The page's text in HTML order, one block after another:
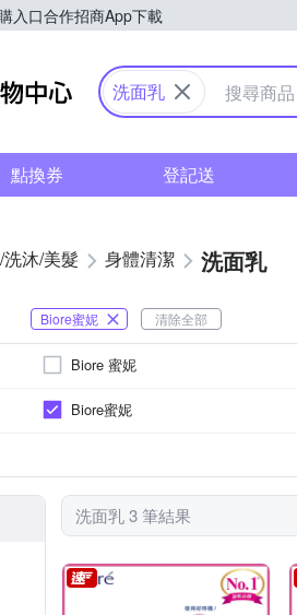
入口合作招商App下載
Yahoo購物中心
洗面乳
點換券 登記送
沐/美髮 身體清潔 洗面乳
Biore蜜妮 清除全部
Biore 蜜妮
Biore蜜妮
洗面乳 3 筆結果